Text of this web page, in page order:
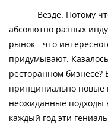
Везде. Потому
абсолютно разных
рынок - что
придумывают.
ресторанном
принципиально новые
неожиданные подходы
каждый год эти